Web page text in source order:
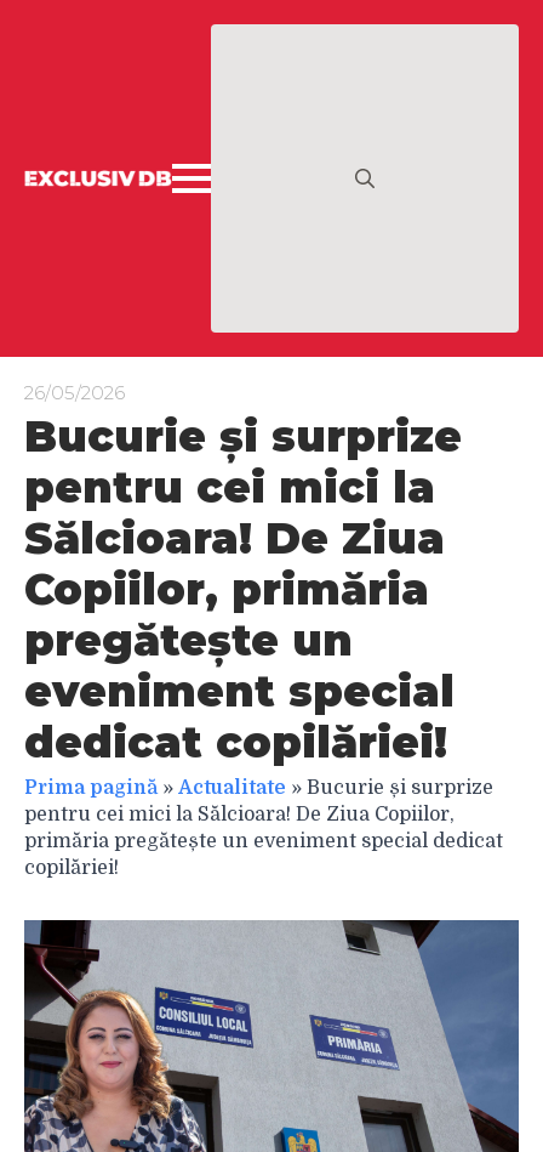
26/05/2026
Bucurie și surprize
pentru cei mici la
Sălcioara! De Ziua
Copiilor, primăria
pregătește un
eveniment special
dedicat copilăriei!
Prima pagină » Actualitate » Bucurie și surprize
pentru cei mici la Sălcioara! De Ziua Copiilor,
primăria pregătește un eveniment special dedicat
copilăriei!